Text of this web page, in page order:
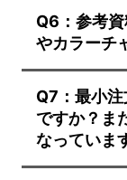
Q6：参考
やカラーチ
Q7：最小
ですか？ま
なっていま